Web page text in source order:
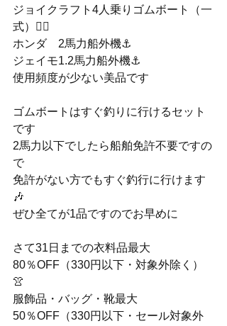
ジョイクラフト4人乗りゴムボート（一
式）🚣‍♀️
ホンダ　2馬力船外機⚓️
ジェイモ1.2馬力船外機⚓️
使用頻度が少ない美品です
ゴムボートはすぐ釣りに行けるセット
です
2馬力以下でしたら船舶免許不要ですの
で
免許がない方でもすぐ釣行に行けます
🎶
ぜひ全てが1品ですのでお早めに
さて31日までの衣料品最大
80％OFF（330円以下・対象外除く）
👚
服飾品・バッグ・靴最大
50％OFF（330円以下・セール対象外